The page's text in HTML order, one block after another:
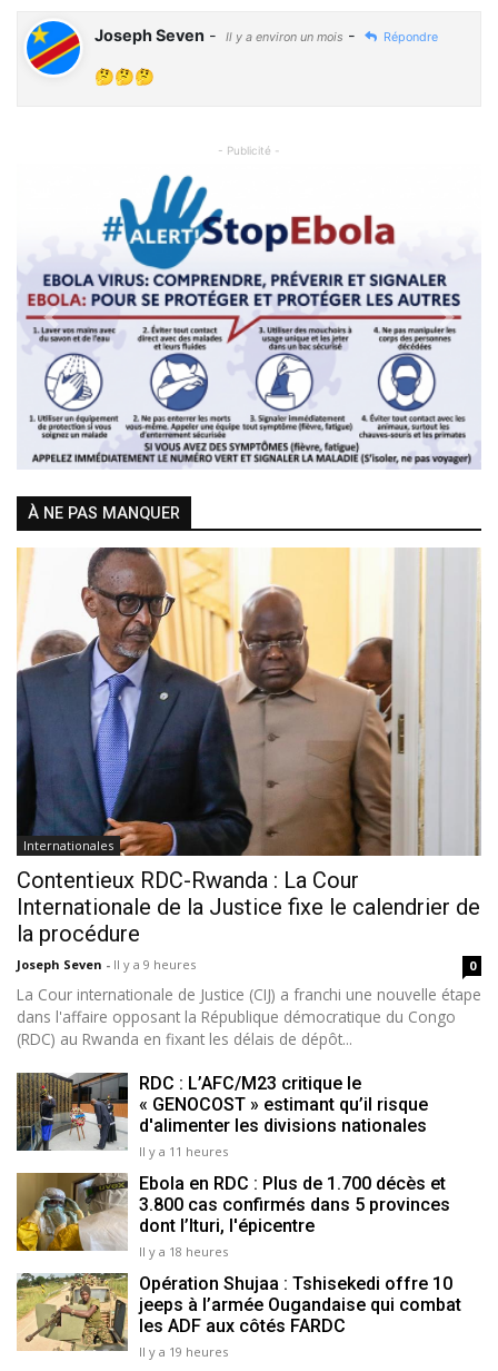
Joseph Seven - Il y a environ un mois - Répondre
🤔🤔🤔
- Publicité -
Previous Next
À NE PAS MANQUER
Internationales
Contentieux RDC-Rwanda : La Cour
Internationale de la Justice fixe le calendrier de
la procédure
Joseph Seven - Il y a 9 heures 0
La Cour internationale de Justice (CIJ) a franchi une nouvelle étape
dans l'affaire opposant la République démocratique du Congo
(RDC) au Rwanda en fixant les délais de dépôt...
RDC : L’AFC/M23 critique le
« GENOCOST » estimant qu’il risque
d'alimenter les divisions nationales
Il y a 11 heures
Ebola en RDC : Plus de 1.700 décès et
3.800 cas confirmés dans 5 provinces
dont l’Ituri, l'épicentre
Il y a 18 heures
Opération Shujaa : Tshisekedi offre 10
jeeps à l’armée Ougandaise qui combat
les ADF aux côtés FARDC
Il y a 19 heures